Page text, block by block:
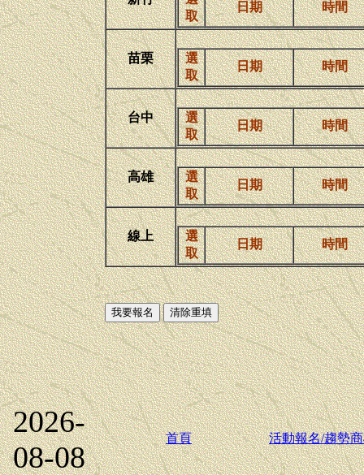
取
日期 時間
苗栗
選
取
日期 時間
台中
選
取
日期 時間
高雄
選
取
日期 時間
線上
選
取
日期 時間
2026-
08-08
首頁 活動報名/趨勢